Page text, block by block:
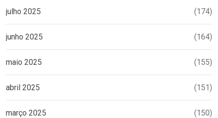
julho 2025 (174)
junho 2025 (164)
maio 2025 (155)
abril 2025 (151)
março 2025 (150)